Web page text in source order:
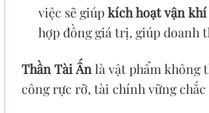
việc sẽ giúpkích hoạt vận
hợp đồng giá trị, giúp doanh
Thần Tài Ấn là vật phẩm không
công rực rỡ, tài chính vững chắc